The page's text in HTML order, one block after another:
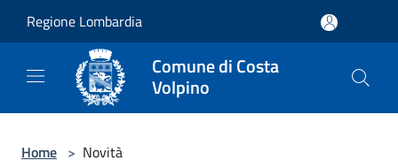
Regione Lombardia
Comune di Costa
Volpino
Home > Novità